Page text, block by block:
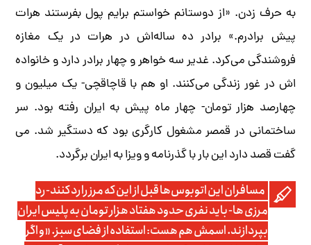
به حرف زدن. «از دوستانم خواستم برایم پول بفرستند هرات
پیش برادرم.» برادر ده ساله‌اش در هرات در یک مغازه
فروشندگی می‌کرد. غدیر سه خواهر و چهار برادر دارد و خانواده
اش در غور زندگی می‌کنند. او هم با قاچاقچی- یک میلیون و
چهارصد هزار تومان- چهار ماه پیش به ایران رفته بود. سر
ساختمانی در قمصر مشغول کارگری بود که دستگیر شد. می
گفت قصد دارد این بار با گذرنامه و ویزا به ایران برگردد.
مسافران این اتوبوس‌ها قبل از این که مرز را رد کنند- رد
مرزی ها- باید نفری حدود هفتاد هزار تومان به پلیس ایران
بپردازند. اسمش هم هست: استفاده از فضای سبز. «و اگر